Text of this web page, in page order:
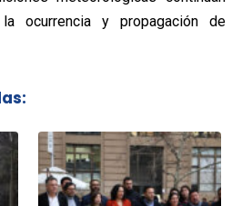
ocurrencia y propagación de